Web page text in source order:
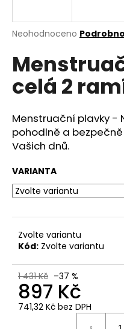
Průměrné
produktu
je
z
hvězdiček.
Neohodnoceno
celá 2
Menstruační plavky -
pohodlně a
Vašich dnů.
VARIANTA
Zvolte variantu
Kód: Zvolte variantu
1 431 Kč –37 %
897 Kč
741,32 Kč bez DPH
j
t
?
D
p
o
č
u